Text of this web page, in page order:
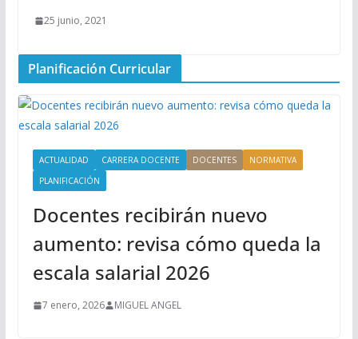
25 junio, 2021
Planificación Curricular
ACTUALIDAD CARRERA DOCENTE DOCENTES
NORMATIVA
PLANIFICACIÓN
Docentes recibirán nuevo
aumento: revisa cómo queda la
escala salarial 2026
7 enero, 2026 MIGUEL ANGEL